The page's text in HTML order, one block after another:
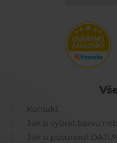
Kontakt
Jak si vybrat barvu
Jak si posunout